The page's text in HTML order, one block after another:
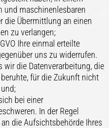
und maschinenlesbaren
die Übermittlung an einen
zu verlangen;
Ihre einmal erteilte
uns zu widerrufen.
wir die Datenverarbeitung, die
für die Zukunft nicht
bei einer
In der Regel
die Aufsichtsbehörde Ihres